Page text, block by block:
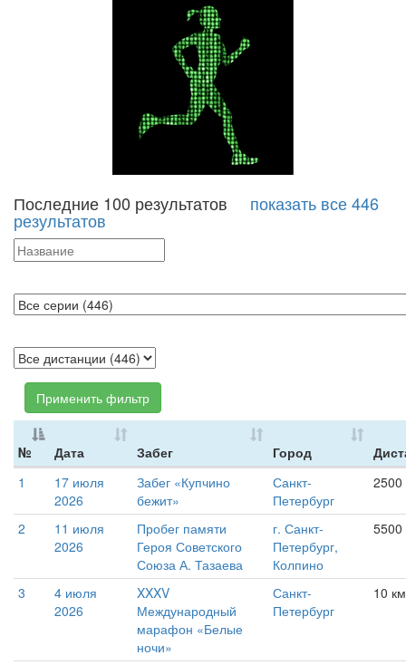
Последние 100 результатов показать все 446
результатов
Применить фильтр
№ Дата Забег Город
1
17 июля
2026
Забег «Купчино
бежит»
Санкт-
Петербург
2
11 июля
2026
Пробег памяти
Героя Советского
Союза А. Тазаева
г. Санкт-
Петербург,
Колпино
3
4 июля
2026
XXXV
Международный
марафон «Белые
ночи»
Санкт-
Петербург
10 км